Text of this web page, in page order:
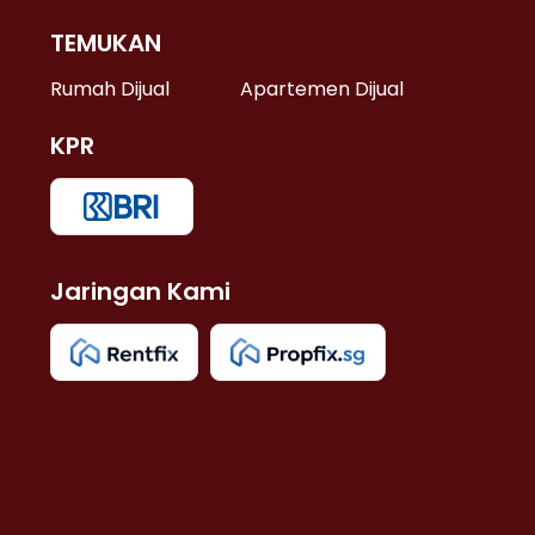
TEMUKAN
Rumah Dijual Apartemen Dijual
KPR
Jaringan Kami